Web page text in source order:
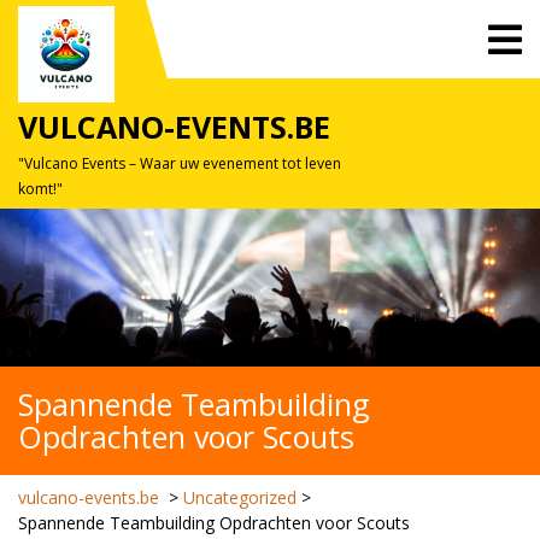
Skip
content
VULCANO-EVENTS.BE
"Vulcano Events – Waar uw evenement tot leven
komt!"
Spannende Teambuilding
Opdrachten voor Scouts
vulcano-events.be > Uncategorized >
Spannende Teambuilding Opdrachten voor Scouts